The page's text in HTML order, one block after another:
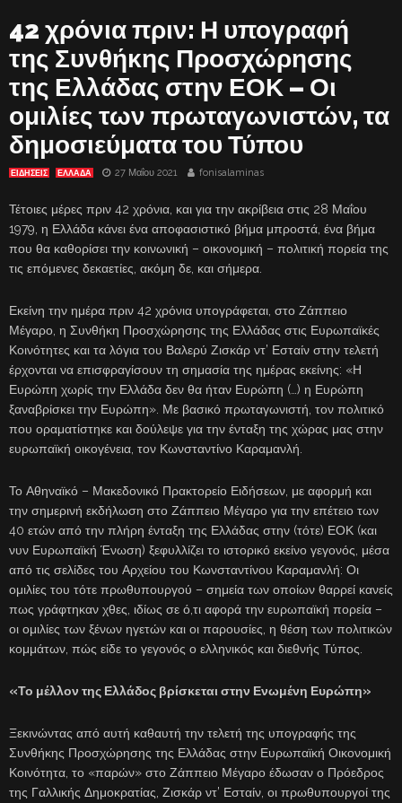
42 χρόνια πριν: Η υπογραφή
της Συνθήκης Προσχώρησης
της Ελλάδας στην ΕΟΚ – Οι
ομιλίες των πρωταγωνιστών, τα
δημοσιεύματα του Τύπου
ΕΙΔΗΣΕΙΣ ΕΛΛΑΔΑ 27 Μαΐου 2021 fonisalaminas
Τέτοιες μέρες πριν 42 χρόνια, και για την ακρίβεια στις 28 Μαΐου
1979, η Ελλάδα κάνει ένα αποφασιστικό βήμα μπροστά, ένα βήμα
που θα καθορίσει την κοινωνική – οικονομική – πολιτική πορεία της
τις επόμενες δεκαετίες, ακόμη δε, και σήμερα.
Εκείνη την ημέρα πριν 42 χρόνια υπογράφεται, στο Ζάππειο
Μέγαρο, η Συνθήκη Προσχώρησης της Ελλάδας στις Ευρωπαϊκές
Κοινότητες και τα λόγια του Βαλερύ Ζισκάρ ντ’ Εσταίν στην τελετή
έρχονται να επισφραγίσουν τη σημασία της ημέρας εκείνης: «Η
Ευρώπη χωρίς την Ελλάδα δεν θα ήταν Ευρώπη (…) η Ευρώπη
ξαναβρίσκει την Ευρώπη». Με βασικό πρωταγωνιστή, τον πολιτικό
που οραματίστηκε και δούλεψε για την ένταξη της χώρας μας στην
ευρωπαϊκή οικογένεια, τον Κωνσταντίνο Καραμανλή.
Το Αθηναϊκό – Μακεδονικό Πρακτορείο Ειδήσεων, με αφορμή και
την σημερινή εκδήλωση στο Ζάππειο Μέγαρο για την επέτειο των
40 ετών από την πλήρη ένταξη της Ελλάδας στην (τότε) ΕΟΚ (και
νυν Ευρωπαϊκή Ένωση) ξεφυλλίζει το ιστορικό εκείνο γεγονός, μέσα
από τις σελίδες του Αρχείου του Κωνσταντίνου Καραμανλή: Οι
ομιλίες του τότε πρωθυπουργού – σημεία των οποίων θαρρεί κανείς
πως γράφτηκαν χθες, ιδίως σε ό,τι αφορά την ευρωπαϊκή πορεία –
οι ομιλίες των ξένων ηγετών και οι παρουσίες, η θέση των πολιτικών
κομμάτων, πώς είδε το γεγονός ο ελληνικός και διεθνής Τύπος.
«Το μέλλον της Ελλάδος βρίσκεται στην Ενωμένη Ευρώπη»
Ξεκινώντας από αυτή καθαυτή την τελετή της υπογραφής της
Συνθήκης Προσχώρησης της Ελλάδας στην Ευρωπαϊκή Οικονομική
Κοινότητα, το «παρών» στο Ζάππειο Μέγαρο έδωσαν ο Πρόεδρος
της Γαλλικής Δημοκρατίας, Ζισκάρ ντ’ Εσταίν, οι πρωθυπουργοί της